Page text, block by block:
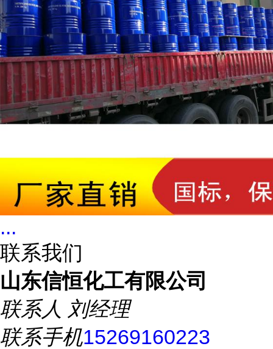
...
联系我们
山东信恒化工有限公司
联系人 刘经理
联系手机15269160223